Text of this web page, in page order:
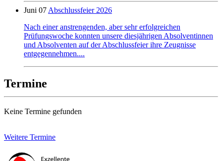
Juni 07Abschlussfeier 2026
Nach einer anstrengenden, aber sehr erfolgreichen
Prüfungswoche konnten unsere diesjährigen Absolventinnen
und Absolventen auf der Abschlussfeier ihre Zeugnisse
entgegennehmen....
Termine
Keine Termine gefunden
Weitere Termine